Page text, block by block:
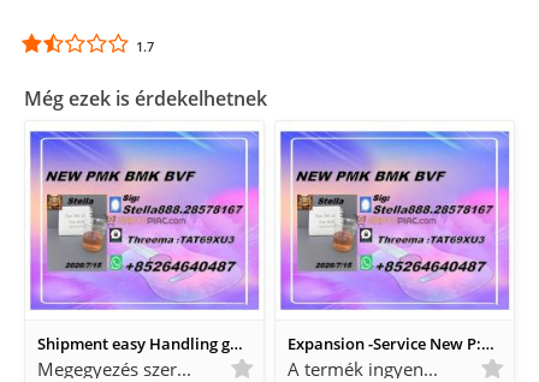
1.7
Még ezek is érdekelhetnek
Shipment easy Handling gu: 28578-16-7 and 5449-12-7
Megegyezés szerint Megegyezés szerint
Expansion -Service New P:28578-16-7 B: CAS:5449-12-7
A termék ingyenes A termék ingyenes